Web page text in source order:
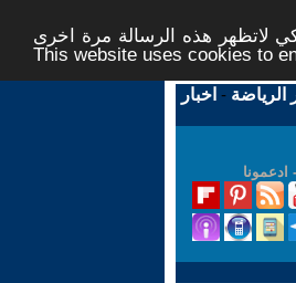
لاتظهر هذه الرسالة مرة اخرى -
This website uses cookies to
الرياضة - اخبار
ادعمونا